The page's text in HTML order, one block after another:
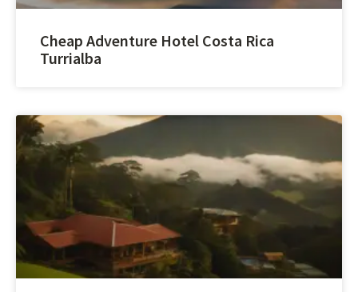
Cheap Adventure Hotel Costa Rica
Turrialba